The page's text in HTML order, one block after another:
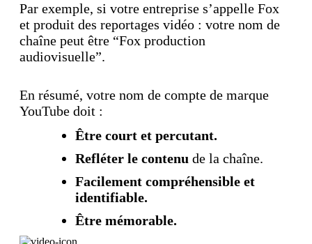
Par exemple, si votre entreprise s’appelle Fox
et produit des reportages vidéo : votre nom de
chaîne peut être “Fox production
audiovisuelle”.
En résumé, votre nom de compte de marque
YouTube doit :
Être court et percutant.
Refléter le contenu de la chaîne.
Facilement compréhensible et
identifiable.
Être mémorable.